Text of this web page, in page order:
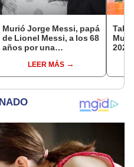
Murió Jorge Messi, papá
de Lionel Messi, a los 68
años por una
LEER MÁS